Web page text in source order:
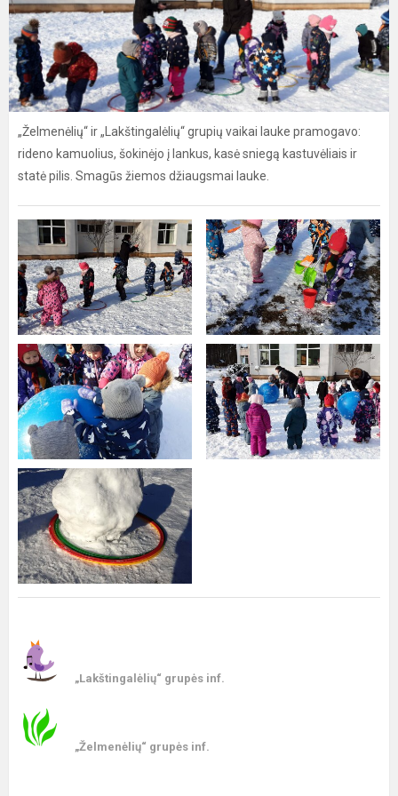
„Želmenėlių“ ir „Lakštingalėlių“ grupių vaikai lauke pramogavo:
rideno kamuolius, šokinėjo į lankus, kasė sniegą kastuvėliais ir
statė pilis. Smagūs žiemos džiaugsmai lauke.
„Lakštingalėlių“ grupės inf.
„Želmenėlių“ grupės inf.